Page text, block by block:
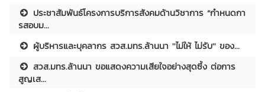
ประชาสัมพันธ์โครงการบริการสังคมด้านวิชาการ “กำหนดกา
รสอบม...
ผู้บริหารและบุคลากร สวส.มทร.ล้านนา ''ไม่ให้ ไม่รับ'' ของ...
สวส.มทร.ล้านนา ขอแสดงความเสียใจอย่างสุดซึ้ง ต่อการ
สูญเส...